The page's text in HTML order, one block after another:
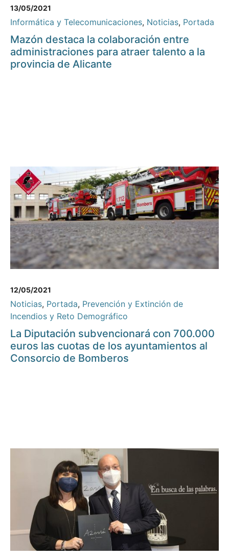
13/05/2021
Informática y Telecomunicaciones, Noticias, Portada
Mazón destaca la colaboración entre
administraciones para atraer talento a la
provincia de Alicante
12/05/2021
Noticias, Portada, Prevención y Extinción de
Incendios y Reto Demográfico
La Diputación subvencionará con 700.000
euros las cuotas de los ayuntamientos al
Consorcio de Bomberos